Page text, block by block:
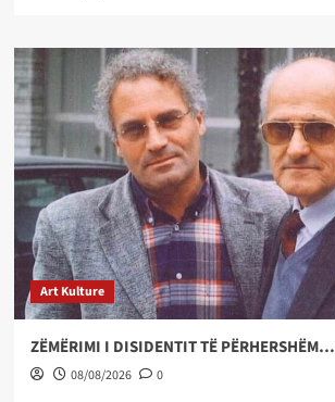
Art Kulture
ZËMËRIMI I DISIDENTIT TË PËRHERSHËM…
08/08/2026 0